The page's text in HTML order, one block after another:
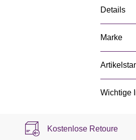
Details
Marke
Wichtige
Kostenlose Retoure